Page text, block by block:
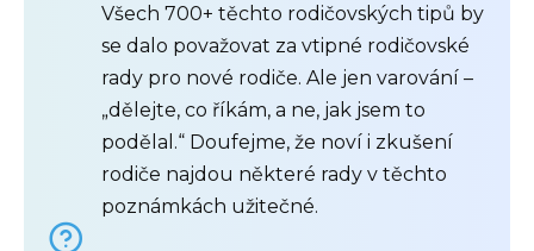
Všech 700+ těchto rodičovských tipů by
se dalo považovat za vtipné rodičovské
rady pro nové rodiče. Ale jen varování –
„dělejte, co říkám, a ne, jak jsem to
podělal.“ Doufejme, že noví i zkušení
rodiče najdou některé rady v těchto
poznámkách užitečné.